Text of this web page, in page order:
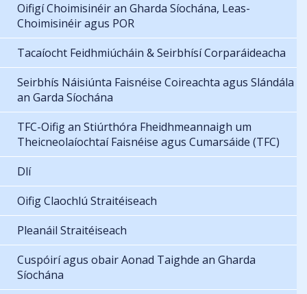
Oifigí Choimisinéir an Gharda Síochána, Leas-
Choimisinéir agus POR
Tacaíocht Feidhmiúcháin & Seirbhísí Corparáideacha
Seirbhís Náisiúnta Faisnéise Coireachta agus Slándála
an Garda Síochána
TFC-Oifig an Stiúrthóra Fheidhmeannaigh um
Theicneolaíochtaí Faisnéise agus Cumarsáide (TFC)
Dlí
Oifig Claochlú Straitéiseach
Pleanáil Straitéiseach
Cuspóirí agus obair Aonad Taighde an Gharda
Síochána